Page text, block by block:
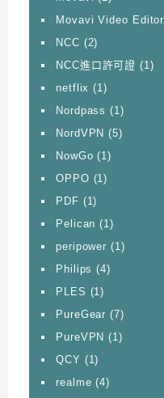
Movavi Video Editor
NCC (2)
NCC進口許可證 (1)
netflix (1)
Nordpass (1)
NordVPN (5)
NowGo (1)
OPPO (1)
PDF (1)
Pelican (1)
peripower (1)
Philips (4)
PLES (1)
PureGear (7)
PureVPN (1)
QCY (1)
realme (4)